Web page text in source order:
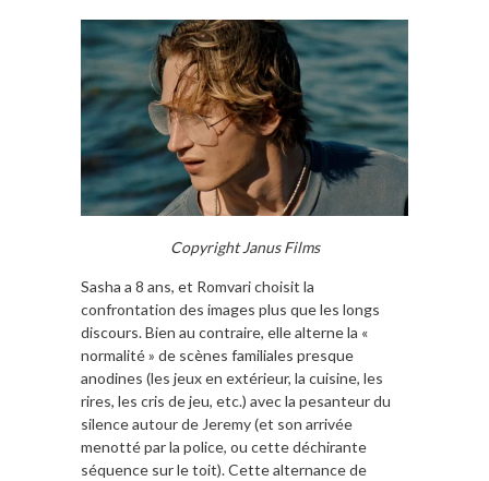
Copyright Janus Films
Sasha a 8 ans, et Romvari choisit la
confrontation des images plus que les longs
discours. Bien au contraire, elle alterne la «
normalité » de scènes familiales presque
anodines (les jeux en extérieur, la cuisine, les
rires, les cris de jeu, etc.) avec la pesanteur du
silence autour de Jeremy (et son arrivée
menotté par la police, ou cette déchirante
séquence sur le toit). Cette alternance de